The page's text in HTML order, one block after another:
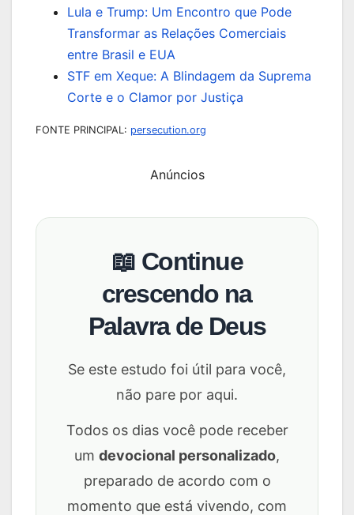
Lula e Trump: Um Encontro que Pode
Transformar as Relações Comerciais
entre Brasil e EUA
STF em Xeque: A Blindagem da Suprema
Corte e o Clamor por Justiça
FONTE PRINCIPAL: persecution.org
Anúncios
📖 Continue
crescendo na
Palavra de Deus
Se este estudo foi útil para você,
não pare por aqui.
Todos os dias você pode receber
um devocional personalizado,
preparado de acordo com o
momento que está vivendo, com